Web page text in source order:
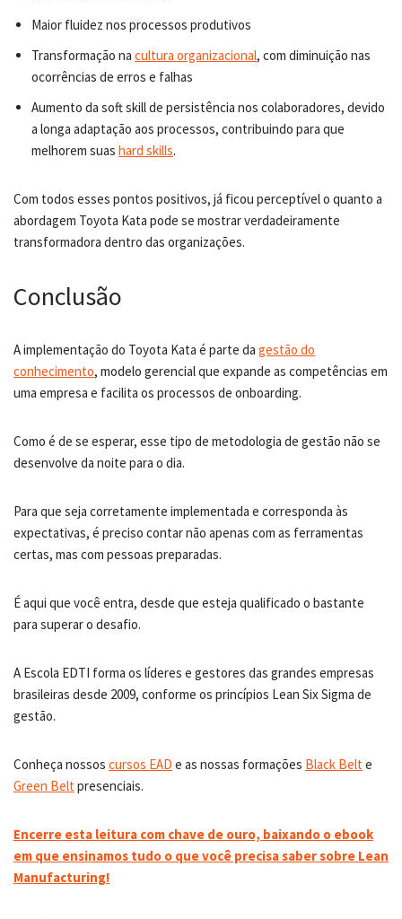
Maior fluidez nos processos produtivos
Transformação na cultura organizacional, com diminuição nas
ocorrências de erros e falhas
Aumento da soft skill de persistência nos colaboradores, devido
a longa adaptação aos processos, contribuindo para que
melhorem suas hard skills.
Com todos esses pontos positivos, já ficou perceptível o quanto a
abordagem Toyota Kata pode se mostrar verdadeiramente
transformadora dentro das organizações.
Conclusão
A implementação do Toyota Kata é parte da gestão do
conhecimento, modelo gerencial que expande as competências em
uma empresa e facilita os processos de onboarding.
Como é de se esperar, esse tipo de metodologia de gestão não se
desenvolve da noite para o dia.
Para que seja corretamente implementada e corresponda às
expectativas, é preciso contar não apenas com as ferramentas
certas, mas com pessoas preparadas.
É aqui que você entra, desde que esteja qualificado o bastante
para superar o desafio.
A Escola EDTI forma os líderes e gestores das grandes empresas
brasileiras desde 2009, conforme os princípios Lean Six Sigma de
gestão.
Conheça nossos cursos EAD e as nossas formações Black Belte
Green Beltpresenciais.
Encerre esta leitura com chave de ouro, baixando o ebook
em que ensinamos tudo o que você precisa saber sobre Lean
Manufacturing!